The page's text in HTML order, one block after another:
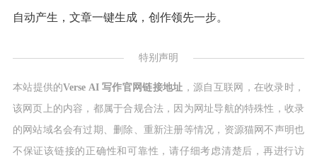
自动产生，文章一键生成，创作领先一步。
特别声明
本站提供的Verse AI 写作官网链接地址 ，源自互联网，在收录时，
该网页上的内容，都属于合规合法，因为网址导航的特殊性，收录
的网站域名会有过期、删除、重新注册等情况，资源猫网不声明也
不保证该链接的正确性和可靠性，请仔细考虑清楚后，再进行访